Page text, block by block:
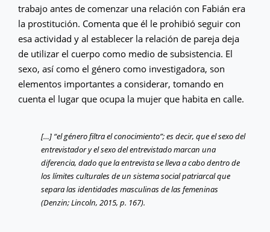
trabajo antes de comenzar una relación con Fabián era
la prostitución. Comenta que él le prohibió seguir con
esa actividad y al establecer la relación de pareja deja
de utilizar el cuerpo como medio de subsistencia. El
sexo, así como el género como investigadora, son
elementos importantes a considerar, tomando en
cuenta el lugar que ocupa la mujer que habita en calle.
[…] “el género filtra el conocimiento”; es decir, que el sexo del
entrevistador y el sexo del entrevistado marcan una
diferencia, dado que la entrevista se lleva a cabo dentro de
los límites culturales de un sistema social patriarcal que
separa las identidades masculinas de las femeninas
(Denzin; Lincoln, 2015, p. 167).